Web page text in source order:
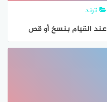
ترند
عند القيام بنسخ أو قص
النص ، فإنه لا يحتاج إلى